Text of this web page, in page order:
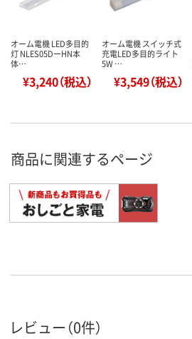
オーム電機 LED多目的
灯 NLES05DーHN本
体…
¥3,240（税込）
オーム電機 スイッチ式
充電LED多目的ライト
5W …
¥3,549（税込）
商品に関連するページ
レビュー（0件）